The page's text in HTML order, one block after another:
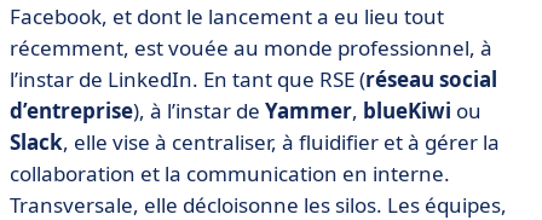
Facebook, et dont le lancement a eu lieu tout
récemment, est vouée au monde professionnel, à
l’instar de LinkedIn. En tant que RSE (réseau social
d’entreprise), à l’instar de Yammer, blueKiwi ou
Slack, elle vise à centraliser, à fluidifier et à gérer la
collaboration et la communication en interne.
Transversale, elle décloisonne les silos. Les équipes,